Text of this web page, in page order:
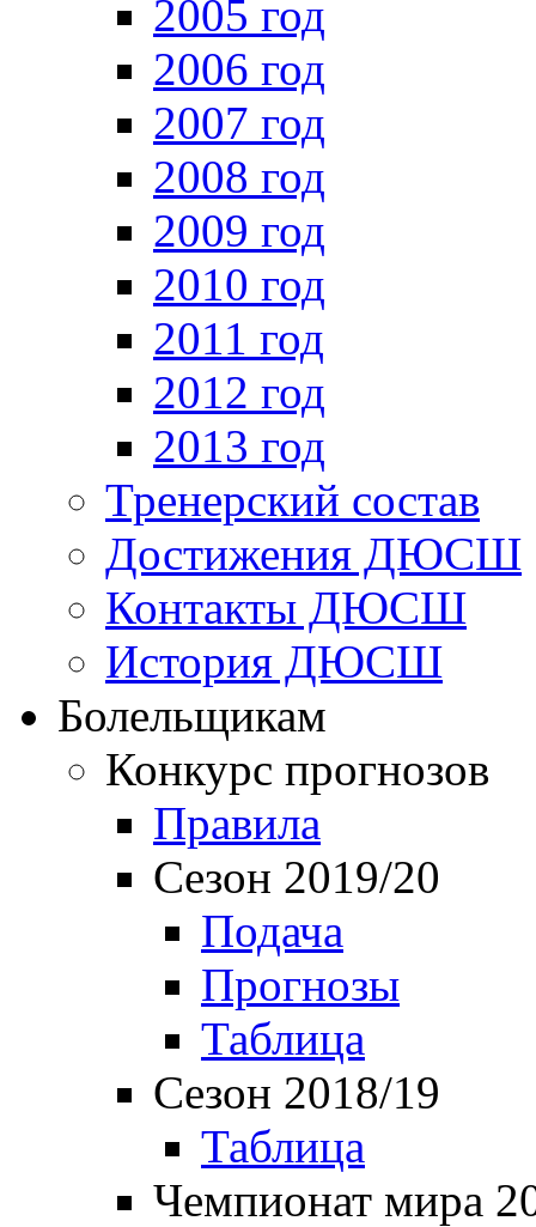
2005 год
2006 год
2007 год
2008 год
2009 год
2010 год
2011 год
2012 год
2013 год
Тренерский состав
Достижения ДЮСШ
Контакты ДЮСШ
История ДЮСШ
Болельщикам
Конкурс прогнозов
Правила
Сезон 2019/20
Подача
Прогнозы
Таблица
Сезон 2018/19
Таблица
Чемпионат мира